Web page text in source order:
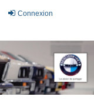
Connexion